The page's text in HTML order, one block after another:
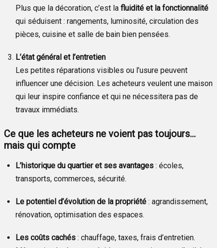
Plus que la décoration, c’est la fluidité et la fonctionnalité
qui séduisent : rangements, luminosité, circulation des
pièces, cuisine et salle de bain bien pensées.
L’état général et l’entretien
Les petites réparations visibles ou l’usure peuvent
influencer une décision. Les acheteurs veulent une maison
qui leur inspire confiance et qui ne nécessitera pas de
travaux immédiats.
Ce que les acheteurs ne voient pas toujours…
mais qui compte
L’historique du quartier et ses avantages : écoles,
transports, commerces, sécurité.
Le potentiel d’évolution de la propriété : agrandissement,
rénovation, optimisation des espaces.
Les coûts cachés : chauffage, taxes, frais d’entretien.